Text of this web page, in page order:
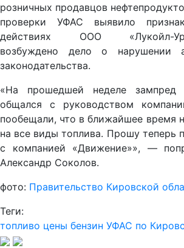
розничных продавцов
проверки УФАС выявило
действиях ООО «Лукойл-
возбуждено дело о нарушении
законодательства.
«На прошедшей неделе зампред
общался с руководством
пообещали, что в ближайшее время
на все виды топлива. Прошу теперь
с компанией «Движение»», —
Александр Соколов.
фото: Правительство Кировской
Теги:
топливо цены бензин УФАС по